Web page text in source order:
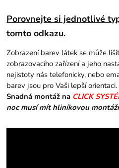
Porovnejte si jednotlivé
tomto odkazu.
Zobrazení barev látek se může
zobrazovacího zařízení a jeho
nejistoty nás telefonicky, nebo
barev jsou pro Vaši lepší orientaci.
Snadná montáž na CLICK
noc musí mít hliníkovou